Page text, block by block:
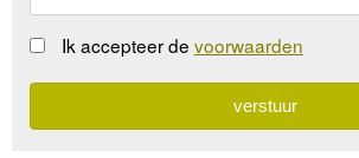
Ik accepteer de voorwaarden